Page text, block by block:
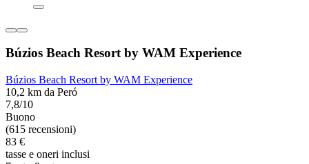
Búzios Beach Resort by WAM Experience
Búzios Beach Resort by WAM Experience
10,2 km da Peró
7,8/10
Buono
(615 recensioni)
83 €
tasse e oneri inclusi